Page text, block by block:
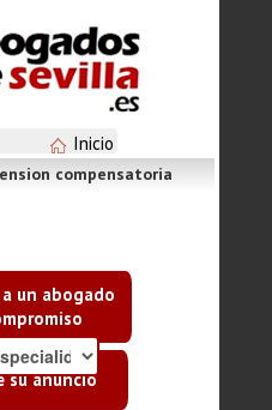
Inicio
un abogado
su anuncio
compensatoria